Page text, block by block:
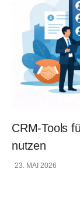
CRM-Tools
nutzen
23. MAI 2026